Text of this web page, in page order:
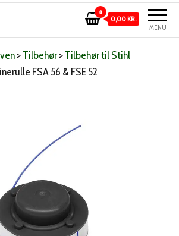
MENU
0
0,00 KR.
>Tilbehør>Tilbehør til Stihl
FSA 56 & FSE 52